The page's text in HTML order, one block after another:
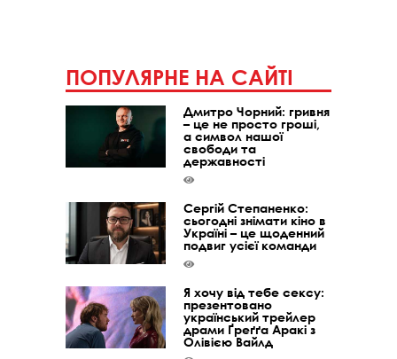
ПОПУЛЯРНЕ НА САЙТІ
Дмитро Чорний: гривня
– це не просто гроші,
а символ нашої
свободи та
державності
Сергій Степаненко:
сьогодні знімати кіно в
Україні – це щоденний
подвиг усієї команди
Я хочу від тебе сексу:
презентовано
український трейлер
драми Ґреґґа Аракі з
Олівією Вайлд